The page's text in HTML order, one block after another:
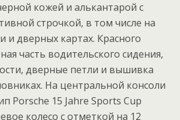
кожей и алькантарой с
строчкой, в том числе на
и дверных картах. Красного
часть водительского сидения,
дверные петли и вышивка
На центральной консоли
Porsche 15 Jahre Sports Cup
колесо с отметкой на 12